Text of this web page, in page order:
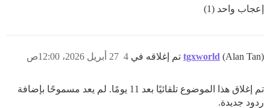
إعجاب واحد (1)
tgxworld (Alan Tan) تم إغلاقه في 27 أبريل 2026، 12:00ص 4
تم إغلاق هذا الموضوع تلقائيًا بعد 11 يومًا. لم يعد مسموحًا بإضافة
ردود جديدة.